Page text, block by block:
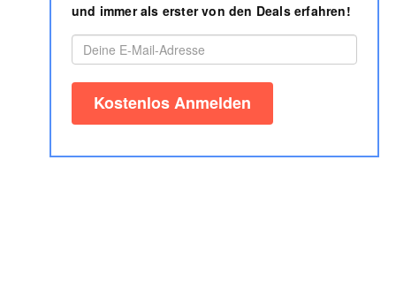
und immer als erster von den Deals erfahren!